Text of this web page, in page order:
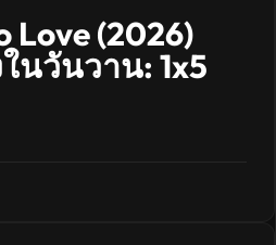
Love (2026)
นวันวาน: 1x5